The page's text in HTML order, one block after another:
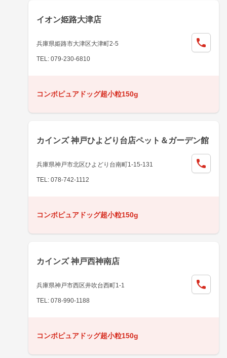
イオン姫路大津店
兵庫県姫路市大津区大津町2-5
TEL: 079-230-6810
コンボピュアドッグ超小粒150g
カインズ 神戸ひよどり台店ペット＆ガーデン館
兵庫県神戸市北区ひよどり台南町1-15-131
TEL: 078-742-1112
コンボピュアドッグ超小粒150g
カインズ 神戸西神南店
兵庫県神戸市西区井吹台西町1-1
TEL: 078-990-1188
コンボピュアドッグ超小粒150g